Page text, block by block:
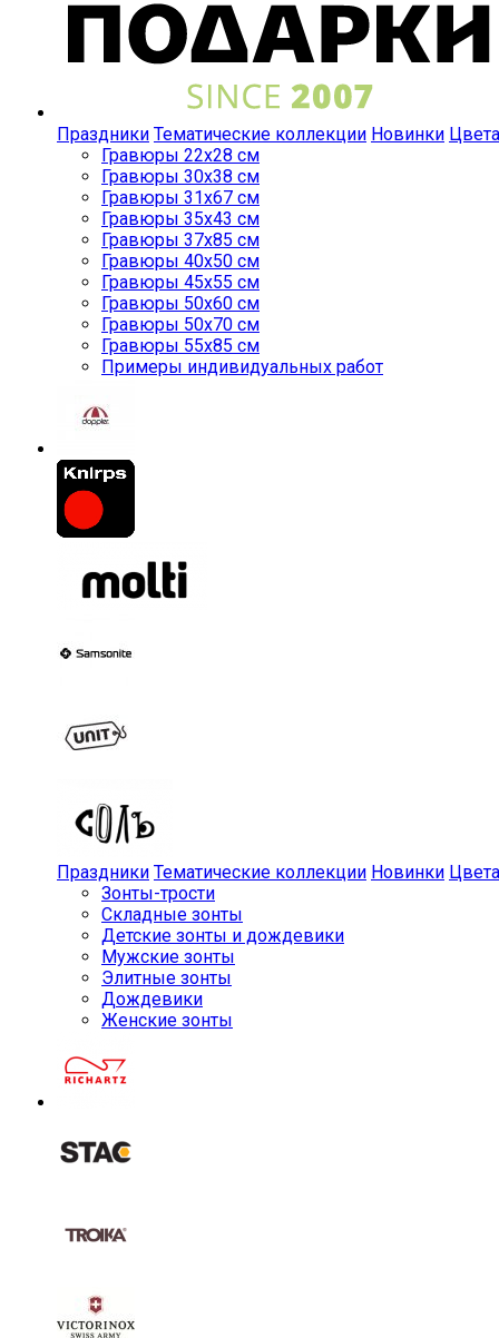
Праздники Тематические коллекции Новинки Цвета
Гравюры 22x28 см
Гравюры 30x38 см
Гравюры 31x67 см
Гравюры 35x43 см
Гравюры 37x85 см
Гравюры 40x50 см
Гравюры 45x55 см
Гравюры 50x60 см
Гравюры 50x70 см
Гравюры 55x85 см
Примеры индивидуальных работ
Праздники Тематические коллекции Новинки Цвета
Зонты-трости
Складные зонты
Детские зонты и дождевики
Мужские зонты
Элитные зонты
Дождевики
Женские зонты